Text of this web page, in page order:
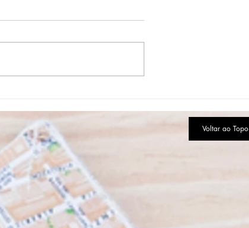
infantil que estreia em agosto
Voltar ao Topo